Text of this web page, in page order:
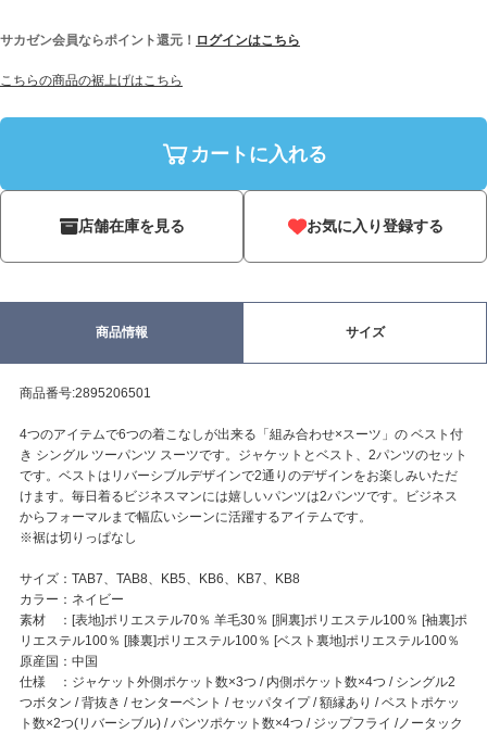
サカゼン会員ならポイント還元！ ログインはこちら
こちらの商品の裾上げはこちら
カートに入れる
店舗在庫を見る お気に入り登録する
商品情報 サイズ
商品番号:2895206501
4つのアイテムで6つの着こなしが出来る「組み合わせ×スーツ」の ベスト付
き シングル ツーパンツ スーツです。ジャケットとベスト、2パンツのセット
です。ベストはリバーシブルデザインで2通りのデザインをお楽しみいただ
けます。毎日着るビジネスマンには嬉しいパンツは2パンツです。ビジネス
からフォーマルまで幅広いシーンに活躍するアイテムです。
※裾は切りっぱなし
サイズ：TAB7、TAB8、KB5、KB6、KB7、KB8
カラー：ネイビー
素材 ：[表地]ポリエステル70％ 羊毛30％ [胴裏]ポリエステル100％ [袖裏]ポ
リエステル100％ [膝裏]ポリエステル100％ [ベスト裏地]ポリエステル100％
原産国：中国
仕様 ：ジャケット外側ポケット数×3つ / 内側ポケット数×4つ / シングル2
つボタン / 背抜き / センターベント / セッパタイプ / 額縁あり / ベストポケッ
ト数×2つ(リバーシブル) / パンツポケット数×4つ / ジップフライ /ノータック